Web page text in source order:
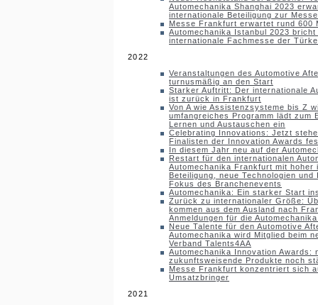
Automechanika Shanghai 2023
internationale Beteiligung zur Messe
Messe Frankfurt erwartet rund 600
Automechanika Istanbul 2023
internationale Fachmesse der
2022
Veranstaltungen des Automotive
turnusmäßig an den Start
Starker Auftritt: Der internationale
ist zurück in Frankfurt
Von A wie Assistenzsysteme bis Z
umfangreiches Programm lädt zum
Lernen und Austauschen ein
Celebrating Innovations: Jetzt
Finalisten der Innovation Awards
In diesem Jahr neu auf der
Restart für den internationalen
Automechanika Frankfurt mit hoher
Beteiligung, neue Technologien
Fokus des Branchenevents
Automechanika: Ein starker Start
Zurück zu internationaler Größe:
kommen aus dem Ausland nach
Anmeldungen für die
Neue Talente für den Automotive
Automechanika wird Mitglied beim
Verband Talents4AA
Automechanika Innovation Awards:
zukunftsweisende Produkte noch
Messe Frankfurt konzentriert sich
Umsatzbringer
2021